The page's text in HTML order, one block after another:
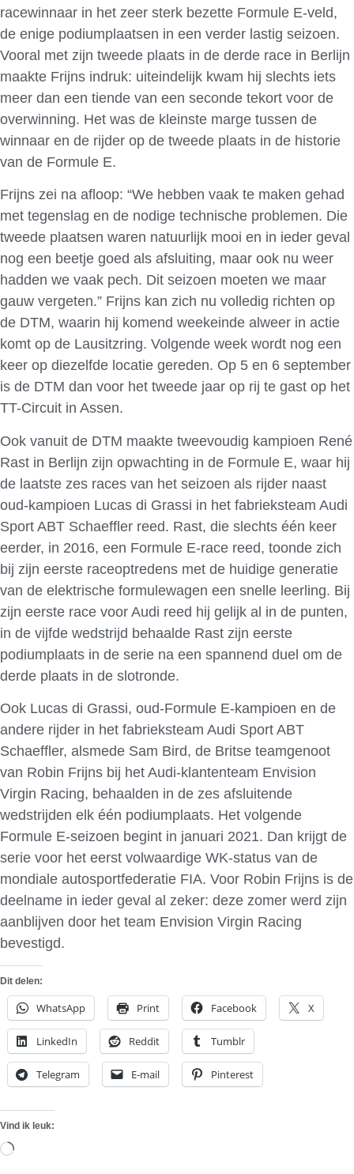
racewinnaar in het zeer sterk bezette Formule E-veld,
de enige podiumplaatsen in een verder lastig seizoen.
Vooral met zijn tweede plaats in de derde race in Berlijn
maakte Frijns indruk: uiteindelijk kwam hij slechts iets
meer dan een tiende van een seconde tekort voor de
overwinning. Het was de kleinste marge tussen de
winnaar en de rijder op de tweede plaats in de historie
van de Formule E.
Frijns zei na afloop: “We hebben vaak te maken gehad
met tegenslag en de nodige technische problemen. Die
tweede plaatsen waren natuurlijk mooi en in ieder geval
nog een beetje goed als afsluiting, maar ook nu weer
hadden we vaak pech. Dit seizoen moeten we maar
gauw vergeten.” Frijns kan zich nu volledig richten op
de DTM, waarin hij komend weekeinde alweer in actie
komt op de Lausitzring. Volgende week wordt nog een
keer op diezelfde locatie gereden. Op 5 en 6 september
is de DTM dan voor het tweede jaar op rij te gast op het
TT-Circuit in Assen.
Ook vanuit de DTM maakte tweevoudig kampioen René
Rast in Berlijn zijn opwachting in de Formule E, waar hij
de laatste zes races van het seizoen als rijder naast
oud-kampioen Lucas di Grassi in het fabrieksteam Audi
Sport ABT Schaeffler reed. Rast, die slechts één keer
eerder, in 2016, een Formule E-race reed, toonde zich
bij zijn eerste raceoptredens met de huidige generatie
van de elektrische formulewagen een snelle leerling. Bij
zijn eerste race voor Audi reed hij gelijk al in de punten,
in de vijfde wedstrijd behaalde Rast zijn eerste
podiumplaats in de serie na een spannend duel om de
derde plaats in de slotronde.
Ook Lucas di Grassi, oud-Formule E-kampioen en de
andere rijder in het fabrieksteam Audi Sport ABT
Schaeffler, alsmede Sam Bird, de Britse teamgenoot
van Robin Frijns bij het Audi-klantenteam Envision
Virgin Racing, behaalden in de zes afsluitende
wedstrijden elk één podiumplaats. Het volgende
Formule E-seizoen begint in januari 2021. Dan krijgt de
serie voor het eerst volwaardige WK-status van de
mondiale autosportfederatie FIA. Voor Robin Frijns is de
deelname in ieder geval al zeker: deze zomer werd zijn
aanblijven door het team Envision Virgin Racing
bevestigd.
Dit delen:
WhatsApp Print Facebook X
LinkedIn Reddit Tumblr
Telegram E-mail Pinterest
Vind ik leuk:
Aan